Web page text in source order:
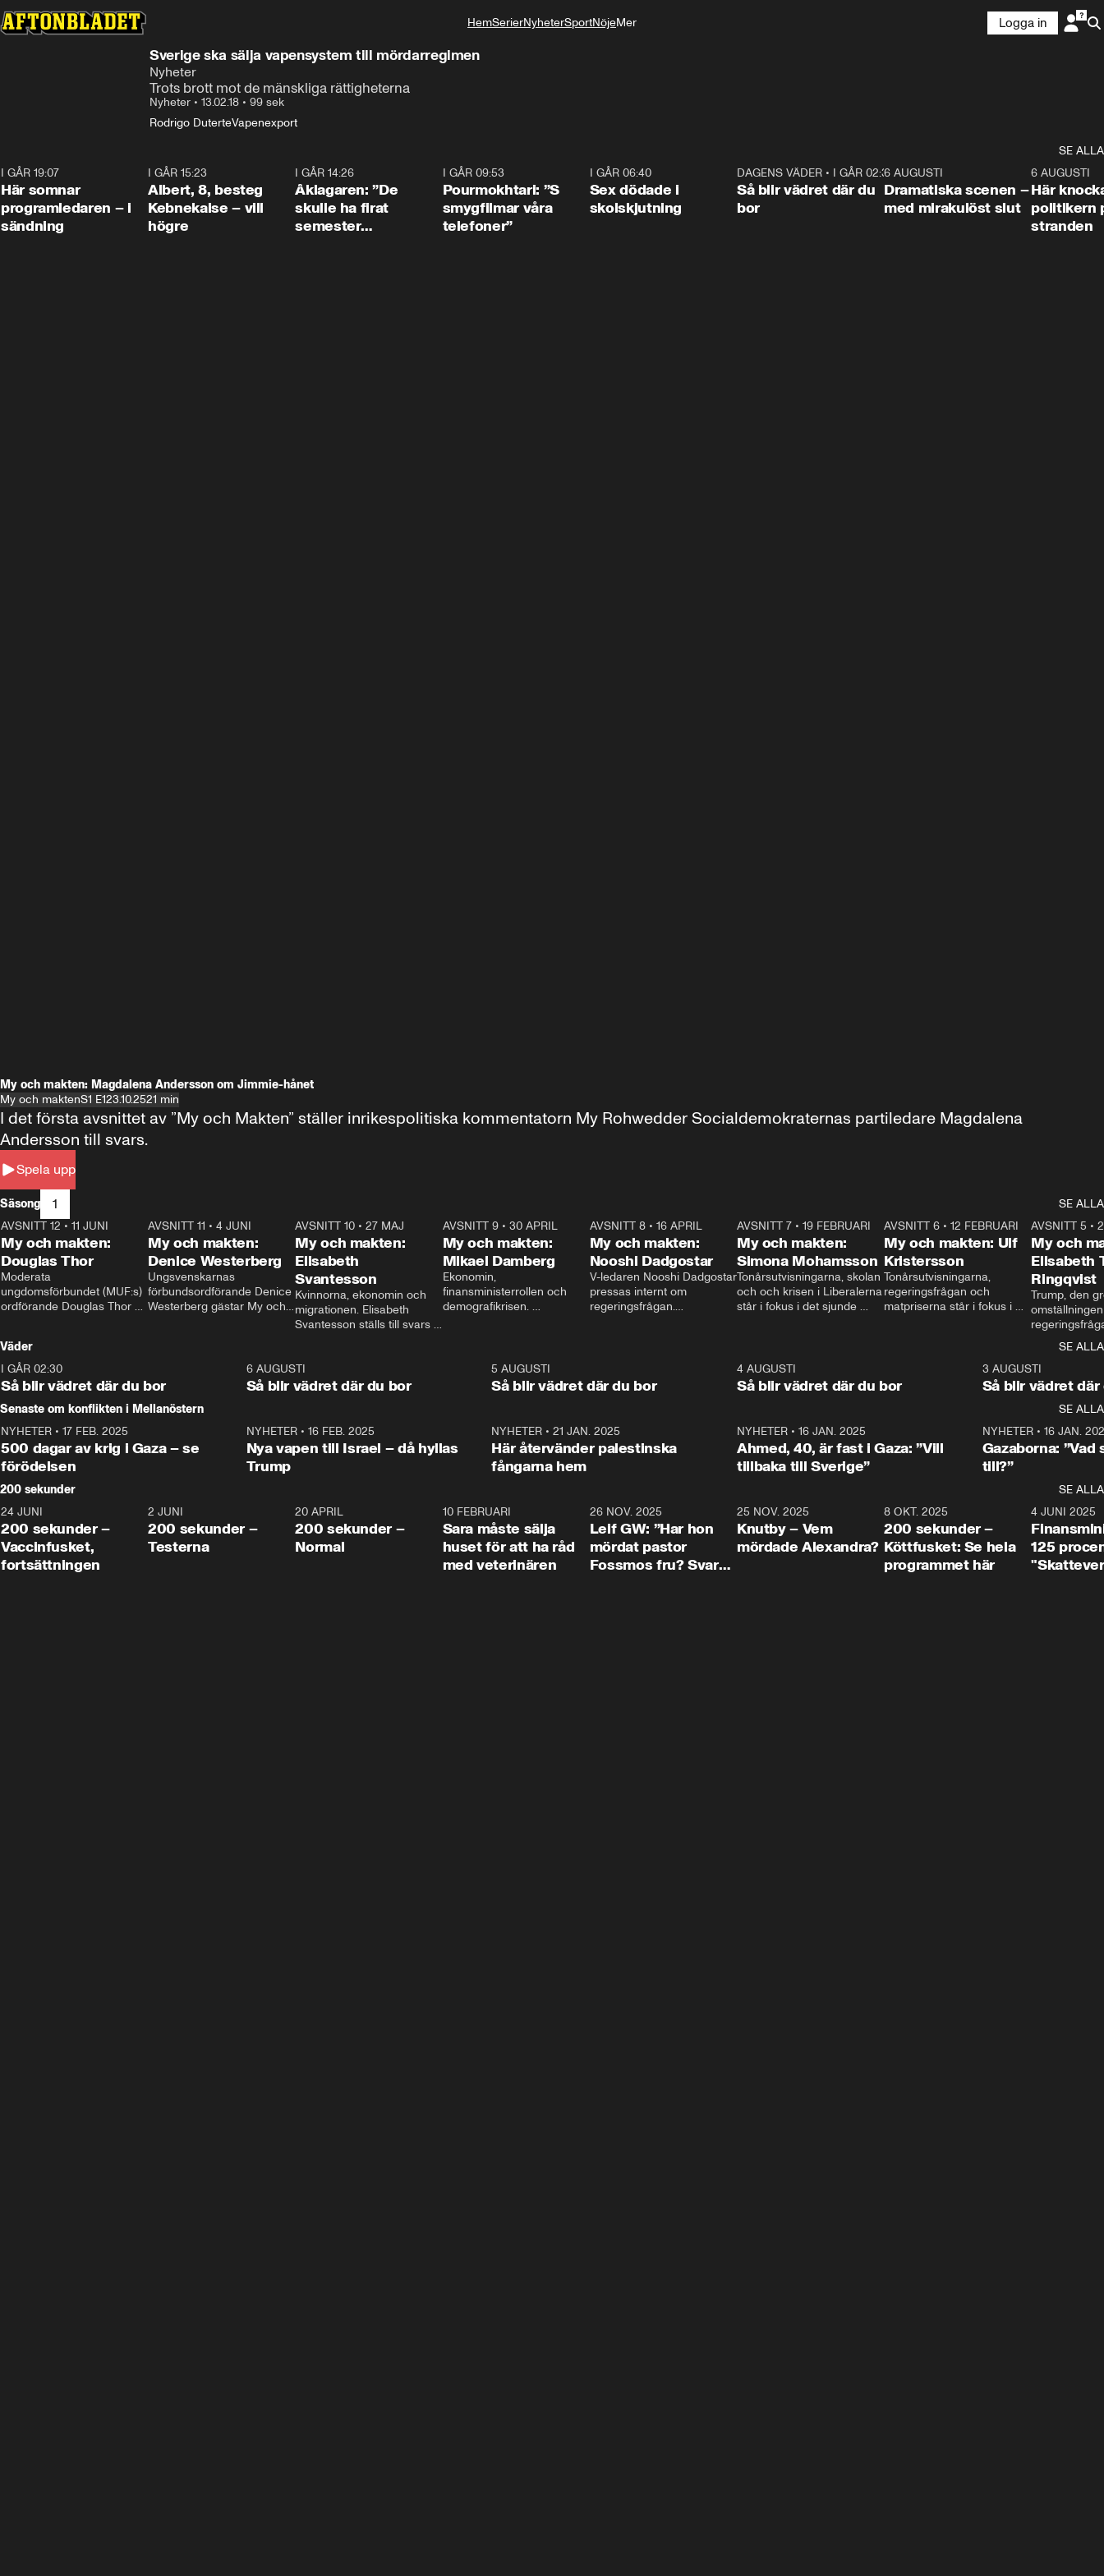
HemSerierNyheterSportNöjeMer
Logga in
Sverige ska sälja vapensystem till mördarregimen
Nyheter
Trots brott mot de mänskliga rättigheterna
Nyheter • 13.02.18 • 99 sek
Rodrigo DuterteVapenexport
SE ALLA
I GÅR 19:07
Här somnar
programledaren – i
sändning
I GÅR 15:23
Albert, 8, besteg
Kebnekaise – vill
högre
I GÅR 14:26
Åklagaren: ”De
skulle ha firat
semester
I GÅR 09:53
Pourmokhtari: ”S
smygfilmar våra
telefoner”
I GÅR 06:40
Sex dödade i
skolskjutning
1:06
DAGENS VÄDER• I GÅR 02:30
Så blir vädret där du
bor
0:42
6 AUGUSTI
Dramatiska scenen –
med mirakulöst slut
6 AUGUSTI
Här
politikern
stranden
My och makten: Magdalena Andersson om Jimmie-hånet
My och maktenS1 E123.10.2521 min
Spela upp
I det första avsnittet av ”My och Makten” ställer inrikespolitiska kommentatorn My Rohwedder Socialdemokraternas partiledare Magdalena
Andersson till svars.
Säsong 1
SE ALLA
26:27
AVSNITT 12 • 11 JUNI
My och makten:
Douglas Thor
Moderata
ungdomsförbundet (MUF:s)
ordförande Douglas Thor
tonårsutvisningarna och hur
Moderaterna ska locka
väljare till valet i höst.
23:40
AVSNITT 11 •4 JUNI
My och makten:
Denice Westerberg
Ungsvenskarnas
förbundsordförande Denice
Westerberg gästar My och
AVSNITT 10 •27 MAJ
My och makten:
Elisabeth
Svantesson
Kvinnorna, ekonomin och
migrationen. Elisabeth
Svantesson ställs till svars
AVSNITT 9• 30 APRIL
My och makten:
Mikael Damberg
Ekonomin,
finansministerrollen och
demografikrisen.
och Makten.
AVSNITT 8• 16 APRIL
My och makten:
Nooshi Dadgostar
V-ledaren Nooshi Dadgostar
pressas internt om
regeringsfrågan.
– Vi ställer upp i val. Ska vi
vara med så sitter vi förstås
24:30
AVSNITT 7• 19 FEBRUARI
My och makten:
Simona Mohamsson
Tonårsutvisningarna, skolan
och och krisen i Liberalerna
står i fokus i det sjunde
kommentator My
Rohwedder ställer
utbildnings- och
Mohamsson till svars.
27:30
AVSNITT 6 •12 FEBRUARI
My och makten: Ulf
Kristersson
Tonårsutvisningarna,
regeringsfrågan och
matpriserna står i fokus i
Rohwedder ställer
statsminister Ulf Kristersson
AVSNITT 5 •
My och
Elisabeth
Ringqvist
Trump, den
centrum i
avsnittet av
Makten”. Se
Aftonbladets
Rohwedder
Thand Ring
Väder
SE ALLA
I GÅR 02:30
Så blir vädret där du bor
1:06
6 AUGUSTI
Så blir vädret där du bor
5 AUGUSTI
Så blir vädret där du bor
4 AUGUSTI
Så blir vädret där du bor
3 AUGUSTI
Så blir vädret där
Senaste om konflikten i Mellanöstern
SE ALLA
NYHETER • 17 FEB. 2025
500 dagar av krig i Gaza – se
förödelsen
NYHETER• 16 FEB. 2025
Nya vapen till Israel – då hyllas
Trump
NYHETER •21 JAN. 2025
Här återvänder palestinska
fångarna hem
NYHETER• 16 JAN. 2025
Ahmed, 40, är fast i Gaza: ”Vill
tillbaka till Sverige”
NYHETER• 16 JAN.
Gazaborna:
till?”
200 sekunder
SE ALLA
5:00
24 JUNI
200 sekunder –
Vaccinfusket,
fortsättningen
4:23
2 JUNI
200 sekunder –
Testerna
20 APRIL
200 sekunder –
Normal
10 FEBRUARI
Sara måste sälja
huset för att ha råd
med veterinären
26 NOV. 2025
Leif GW: ”Har hon
mördat pastor
Fossmos fru? Svar
31:05
25 NOV. 2025
Knutby – Vem
mördade Alexandra?
4:29
8 OKT. 2025
200 sekunder –
Köttfusket: Se hela
programmet här
4 JUNI 2025
125